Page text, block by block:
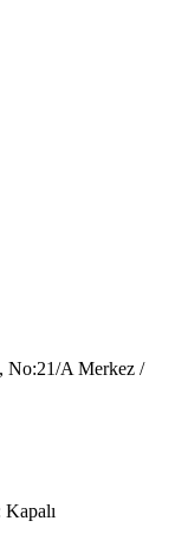
No:21/A Merkez /